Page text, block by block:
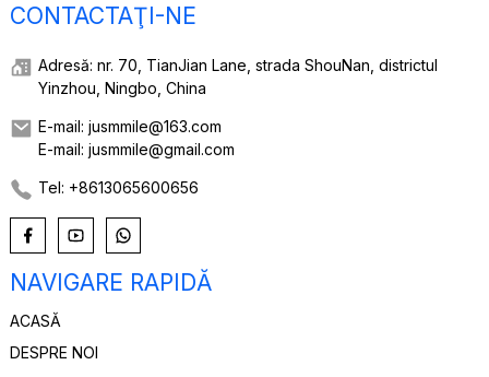
CONTACTAŢI-NE
Adresă: nr. 70, TianJian Lane, strada ShouNan, districtul
Yinzhou, Ningbo, China
E-mail: jusmmile@163.com
E-mail: jusmmile@gmail.com
Tel: +8613065600656
NAVIGARE RAPIDĂ
ACASĂ
DESPRE NOI